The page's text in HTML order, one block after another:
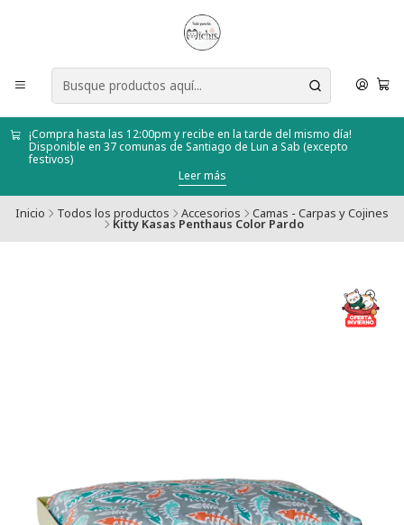
¡Compra hasta las 12:00pm y recibe en la tarde del mismo día!
Disponible en 37 comunas de Santiago de Lun a Sab (excepto
festivos)
Leer más
Inicio Todos los productos Accesorios Camas - Carpas y Cojines
Kitty Kasas Penthaus Color Pardo